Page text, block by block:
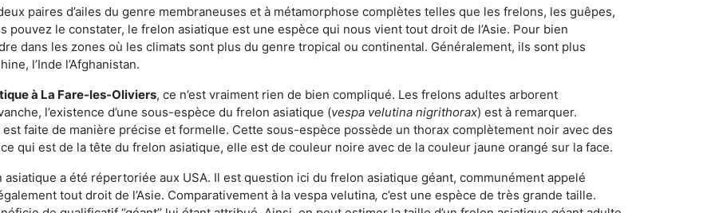
paires d’ailes du genre membraneuses et à métamorphose complètes telles que les frelons, les guêpes,
pouvez le constater, le frelon asiatique est une espèce qui nous vient tout droit de l’Asie. Pour bien
dans les zones où les climats sont plus du genre tropical ou continental. Généralement, ils sont plus
l’Inde l’Afghanistan.
à La Fare-les-Oliviers, ce n’est vraiment rien de bien compliqué. Les frelons adultes arborent
l’existence d’une sous-espèce du frelon asiatique (vespa velutina nigrithorax) est à remarquer.
faite de manière précise et formelle. Cette sous-espèce possède un thorax complètement noir avec des
qui est de la tête du frelon asiatique, elle est de couleur noire avec de la couleur jaune orangé sur la face.
a été répertoriée aux USA. Il est question ici du frelon asiatique géant, communément appelé
tout droit de l’Asie. Comparativement à la vespa velutina, c’est une espèce de très grande taille.